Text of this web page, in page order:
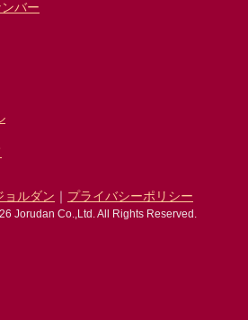
バー
ョルダン ｜ プライバシーポリシー
Jorudan Co.,Ltd. All Rights Reserved.